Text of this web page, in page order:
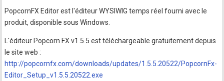
PopcornFX Editor est l'éditeur WYSIWIG temps réel fourni avec le
produit, disponible sous Windows.
L'éditeur Popcorn FX v1.5.5 est téléchargeable gratuitement depuis
le site web :
http://popcornfx.com/downloads/updates/1.5.5.20522/PopcornFx-
Editor_Setup_v1.5.5.20522.exe